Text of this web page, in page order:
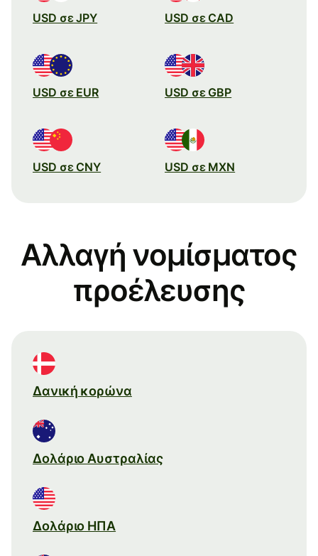
USD σε JPY USD σε CAD
USD σε EUR USD σε GBP
USD σε CNY USD σε MXN
Αλλαγή νομίσματος
προέλευσης
Δανική κορώνα
Δολάριο Αυστραλίας
Δολάριο ΗΠΑ